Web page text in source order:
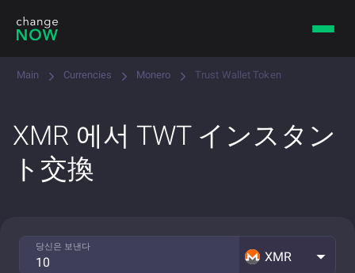
Main Currencies Monero Trust Wallet Token
XMR 에서 TWT インスタン
ト交換
당신은 보낸다
XMR